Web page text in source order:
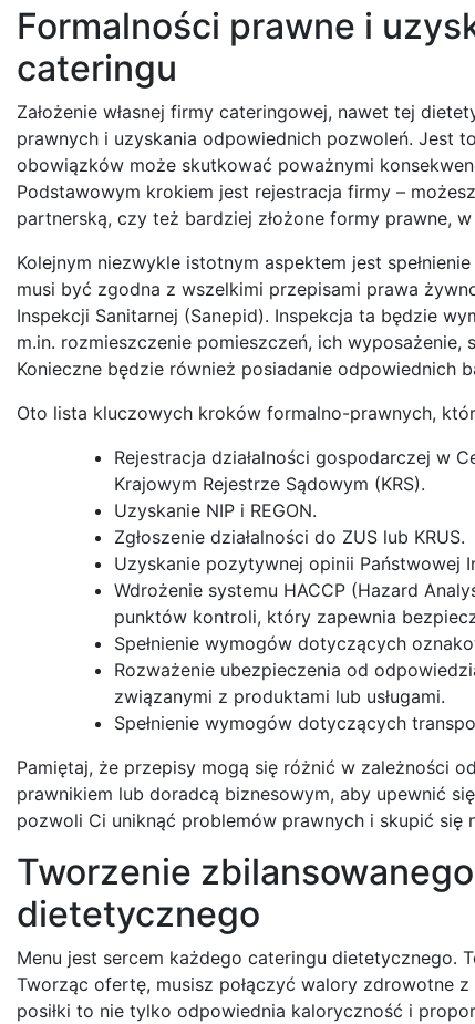
Formalności prawne i
cateringu
Założenie własnej firmy cateringowej, nawet tej
prawnych i uzyskania odpowiednich pozwoleń. Jest
obowiązków może skutkować poważnymi
Podstawowym krokiem jest rejestracja firmy –
partnerską, czy też bardziej złożone formy prawne,
Kolejnym niezwykle istotnym aspektem jest
musi być zgodna z wszelkimi przepisami prawa
Inspekcji Sanitarnej (Sanepid). Inspekcja ta będzie
m.in. rozmieszczenie pomieszczeń, ich
Konieczne będzie również posiadanie odpowiednich
Oto lista kluczowych kroków formalno-prawnych,
Rejestracja działalności gospodarczej w
Krajowym Rejestrze Sądowym (KRS).
Uzyskanie NIP i REGON.
Zgłoszenie działalności do ZUS lub KRUS.
Uzyskanie pozytywnej opinii Państwowej
Wdrożenie systemu HACCP (Hazard
punktów kontroli, który zapewnia
Spełnienie wymogów dotyczących
Rozważenie ubezpieczenia od
związanymi z produktami lub usługami.
Spełnienie wymogów dotyczących
Pamiętaj, że przepisy mogą się różnić w zależności
prawnikiem lub doradcą biznesowym, aby upewnić
pozwoli Ci uniknąć problemów prawnych i skupić się
Tworzenie
dietetycznego
Menu jest sercem każdego cateringu
Tworząc ofertę, musisz połączyć walory zdrowotne
posiłki to nie tylko odpowiednia kaloryczność i